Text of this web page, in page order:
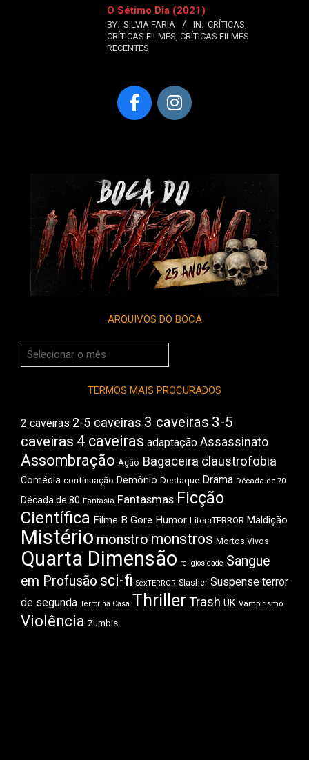
O Sétimo Dia (2021)
BY: SILVIA FARIA IN: CRÍTICAS,
CRÍTICAS FILMES, CRÍTICAS FILMES
RECENTES
ARQUIVOS DO BOCA
Arquivos
do
TERMOS MAIS PROCURADOS
2 caveiras 2-5 caveiras 3 caveiras 3-5
caveiras 4 caveiras adaptação Assassinato
Assombração Ação Bagaceira claustrofobia
Comédia continuação Demônio Destaque Drama Década de 70
Década de 80 Fantasia Fantasmas Ficção
Científica Filme B Gore Humor LiteraTERROR Maldição
Mistério monstro monstros Mortos Vivos
Quarta Dimensão religiosidade Sangue
em Profusão sci-fi SexTERROR Slasher Suspense terror
de segunda Terror na Casa ThrillerTrash UK Vampirismo
Violência Zumbis